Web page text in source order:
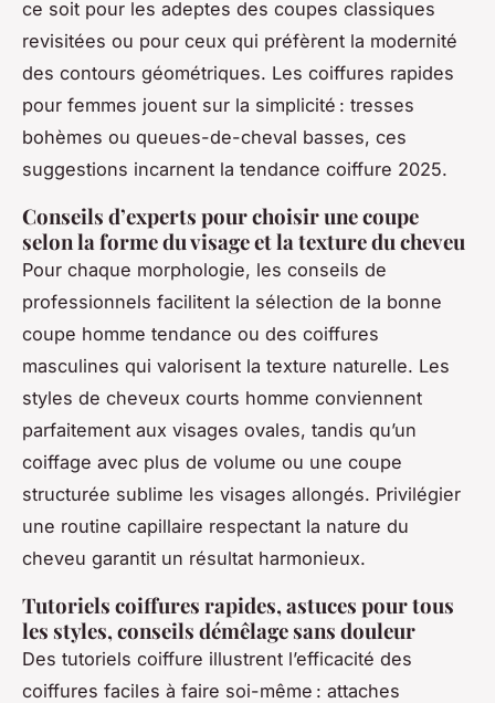
ce soit pour les adeptes des coupes classiques
revisitées ou pour ceux qui préfèrent la modernité
des contours géométriques. Les coiffures rapides
pour femmes jouent sur la simplicité : tresses
bohèmes ou queues-de-cheval basses, ces
suggestions incarnent la tendance coiffure 2025.
Conseils d’experts pour choisir une coupe
selon la forme du visage et la texture du cheveu
Pour chaque morphologie, les conseils de
professionnels facilitent la sélection de la bonne
coupe homme tendance ou des coiffures
masculines qui valorisent la texture naturelle. Les
styles de cheveux courts homme conviennent
parfaitement aux visages ovales, tandis qu’un
coiffage avec plus de volume ou une coupe
structurée sublime les visages allongés. Privilégier
une routine capillaire respectant la nature du
cheveu garantit un résultat harmonieux.
Tutoriels coiffures rapides, astuces pour tous
les styles, conseils démêlage sans douleur
Des tutoriels coiffure illustrent l’efficacité des
coiffures faciles à faire soi-même : attaches